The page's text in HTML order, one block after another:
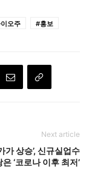
오주 #홍보
Next article
가 상승’, 신규실업수
은 ‘코로나 이후 최저’